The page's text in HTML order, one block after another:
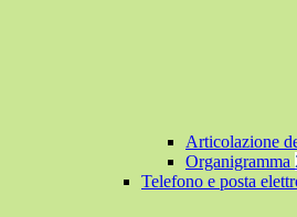
Articolazione
Organigramma
Telefono e posta